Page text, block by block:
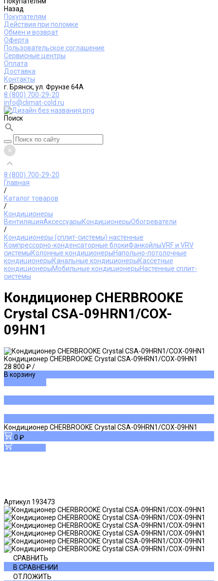
Назад
Покупателям
Действия при поломке
Обмен и возврат
Оферта
Пользовательское соглашение
Сервисные центры
Оплата
Доставка
Контакты
г. Брянск, ул. Фрунзе 64А
8 (800) 700-29-20
info@climat-cold.ru
Поиск
8 (800) 700-29-20
Главная
/
Каталог товаров
/
Кондиционеры
ВентиляцияАксессуарыКондиционерыОбогреватели
/
Кондиционеры (сплит-системы) настенные
Компрессорно-конденсаторные блокиФанкойлыVRF и VRV
системыКолонные кондиционерыНапольно-потолочные
кондиционерыКанальные кондиционерыКассетные
кондиционерыМобильные кондиционерыНастенные сплит-
системы
Кондиционер CHERBROOKE
Crystal CSA-09HRN1/COX-
09HN1
Кондиционер CHERBROOKE Crystal CSA-09HRN1/COX-09HN1
28 800 ₽/
В корзину
Кондиционер CHERBROOKE Crystal CSA-09HRN1/COX-09HN1
0 ₽
Артикул 193473
СРАВНИТЬ
В СРАВНЕНИИ
ОТЛОЖИТЬ